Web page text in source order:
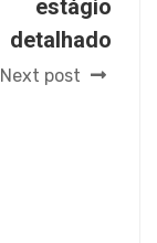
estágio
detalhado
Next post